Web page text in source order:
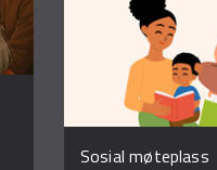
Sosial møteplass